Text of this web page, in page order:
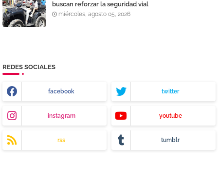
buscan reforzar la seguridad vial
miércoles, agosto 05, 2026
REDES SOCIALES
facebook twitter
instagram youtube
rss tumblr